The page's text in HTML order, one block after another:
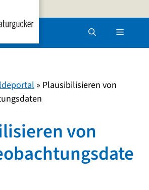
Menü
» Plausibilisieren von
von